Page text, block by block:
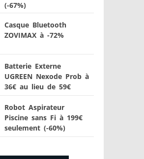
(-67%)
Casque Bluetooth
ZOVIMAX à -72%
Batterie Externe
UGREEN Nexode Prob à
36€ au lieu de 59€
Robot Aspirateur
Piscine sans Fi à 199€
seulement (-60%)